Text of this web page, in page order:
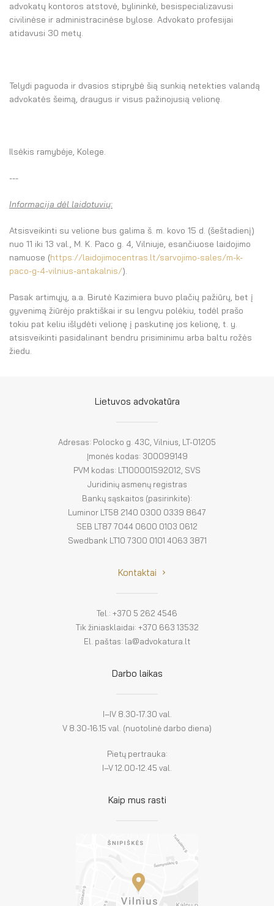
advokatų kontoros atstovė, bylininkė, besispecializavusi
civilinėse ir administracinėse bylose. Advokato profesijai
atidavusi 30 metų.
Telydi paguoda ir dvasios stiprybė šią sunkią netekties valandą
advokatės šeimą, draugus ir visus pažinojusią velionę.
Ilsėkis ramybėje, Kolege.
---
Informacija dėl laidotuvių:
Atsisveikinti su velione bus galima š. m. kovo 15 d. (šeštadienį)
nuo 11 iki 13 val., M. K. Paco g. 4, Vilniuje, esančiuose laidojimo
namuose (https://laidojimocentras.lt/sarvojimo-sales/m-k-
paco-g-4-vilnius-antakalnis/).
Pasak artimųjų, a.a. Birutė Kazimiera buvo plačių pažiūrų, bet į
gyvenimą žiūrėjo praktiškai ir su lengvu polėkiu, todėl prašo
tokiu pat keliu išlydėti velionę į paskutinę jos kelionę, t. y.
atsisveikinti pasidalinant bendru prisiminimu arba baltu rožės
žiedu.
Lietuvos advokatūra
Adresas: Polocko g. 43C, Vilnius, LT-01205
Įmonės kodas: 300099149
PVM kodas: LT100001592012, SVS
Juridinių asmenų registras
Bankų sąskaitos (pasirinkite):
Luminor LT58 2140 0300 0339 8647
SEB LT87 7044 0600 0103 0612
Swedbank LT10 7300 0101 4063 3871
Kontaktai
Tel.: +370 5 262 4546
Tik žiniasklaidai: +370 663 13532
El. paštas: la@advokatura.lt
Darbo laikas
I–IV 8.30-17.30 val.
V 8.30-16.15 val. (nuotolinė darbo diena)
Pietų pertrauka:
I–V 12.00-12.45 val.
Kaip mus rasti